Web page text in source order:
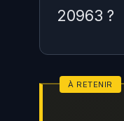
20963 ?
Non.